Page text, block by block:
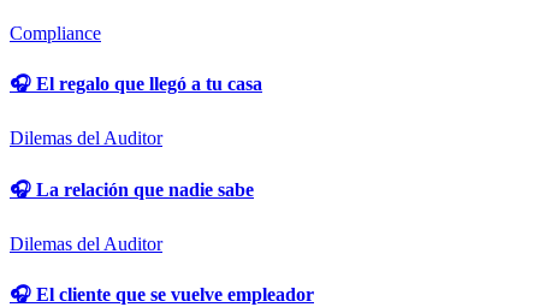
Compliance
🎧 El regalo que llegó a tu casa
Dilemas del Auditor
🎧 La relación que nadie sabe
Dilemas del Auditor
🎧 El cliente que se vuelve empleador